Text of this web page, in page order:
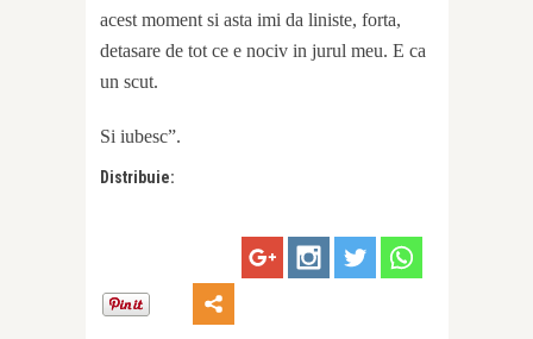
acest moment si asta imi da liniste, forta,
detasare de tot ce e nociv in jurul meu. E ca
un scut.
Si iubesc”.
Distribuie: